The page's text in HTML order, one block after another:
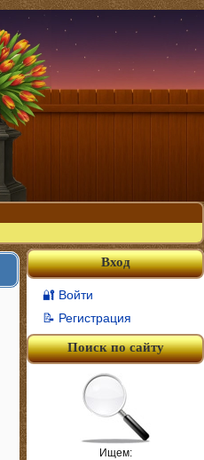
Вход
🔐 Войти
📝 Регистрация
Поиск по сайту
Ищем: